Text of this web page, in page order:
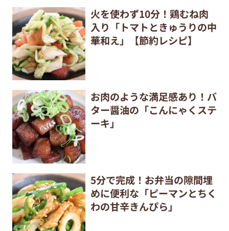
火を使わず10分！鶏むね肉
入り「トマトときゅうりの中
華和え」【節約レシピ】
お肉のような満足感あり！バ
ター醤油の「こんにゃくステ
ーキ」
5分で完成！お弁当の隙間埋
めに便利な「ピーマンとちく
わの甘辛きんぴら」